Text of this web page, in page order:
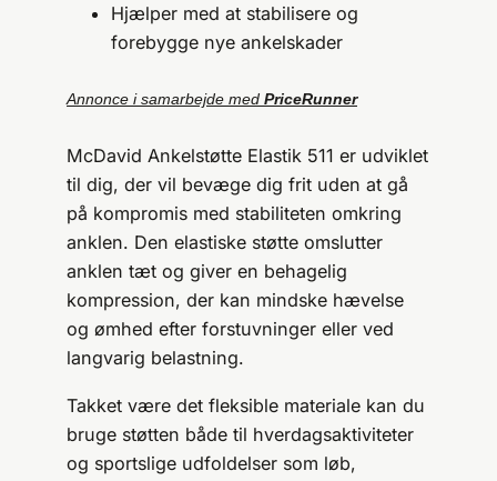
Hjælper med at stabilisere og
forebygge nye ankelskader
Annonce i samarbejde med PriceRunner
McDavid Ankelstøtte Elastik 511 er udviklet
til dig, der vil bevæge dig frit uden at gå
på kompromis med stabiliteten omkring
anklen. Den elastiske støtte omslutter
anklen tæt og giver en behagelig
kompression, der kan mindske hævelse
og ømhed efter forstuvninger eller ved
langvarig belastning.
Takket være det fleksible materiale kan du
bruge støtten både til hverdagsaktiviteter
og sportslige udfoldelser som løb,